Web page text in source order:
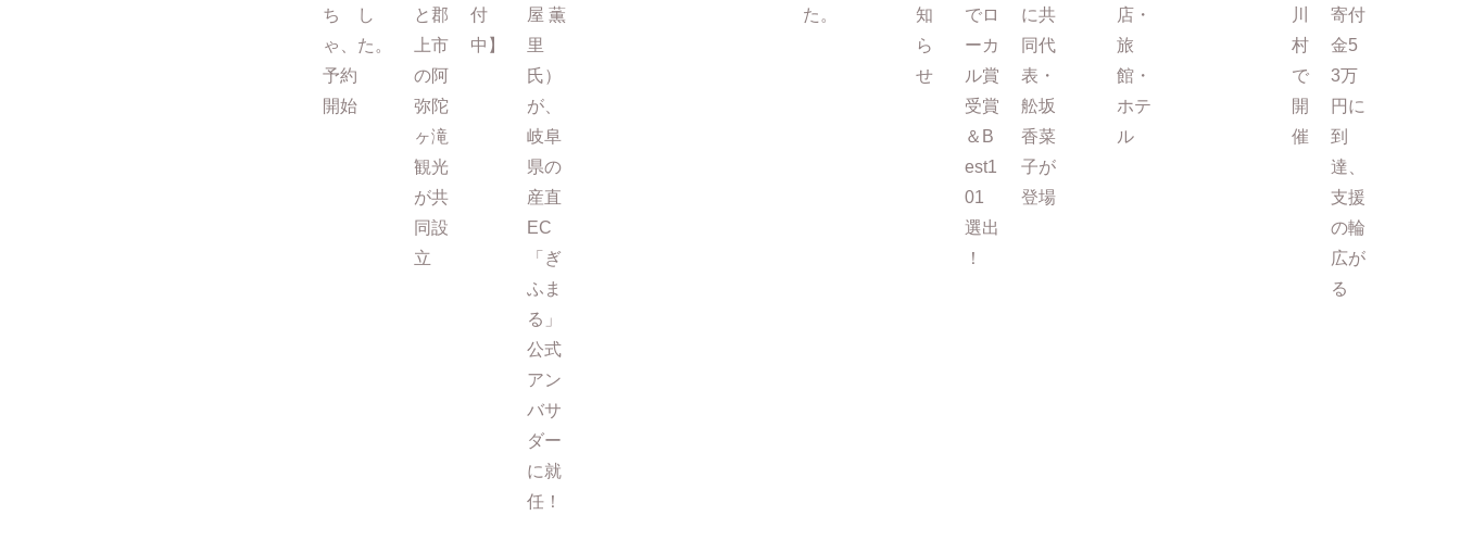
ち
ゃ、
予約
開始
し
た。
と郡
上市
の阿
弥陀
ヶ滝
観光
が共
同設
立
付
中】
屋 薫
里
氏）
が、
岐阜
県の
産直
EC
「ぎ
ふま
る」
公式
アン
バサ
ダー
に就
任！
た。
知
ら
せ
でロ
ーカ
ル賞
受賞
＆B
est1
01
選出
！
に共
同代
表・
舩坂
香菜
子が
登場
店・
旅
館・
ホテ
ル
川
村
で
開
催
寄付
金5
3万
円に
到
達、
支援
の輪
広が
る